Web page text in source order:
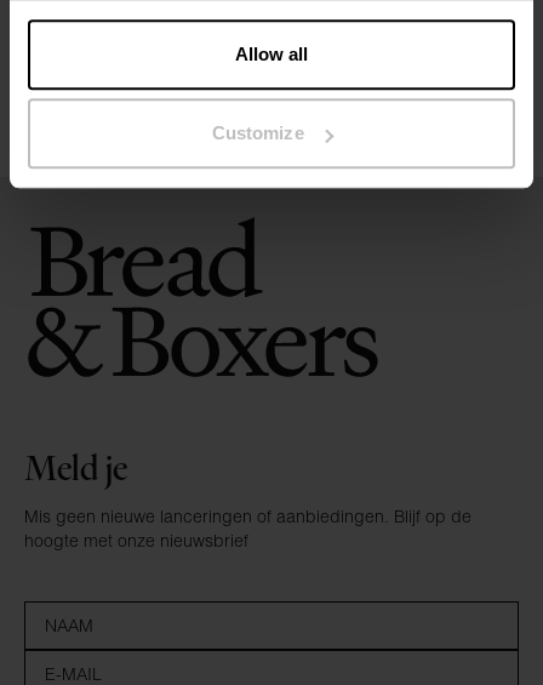
Allow all
Customize
Beoordelingen
Meld je
Mis geen nieuwe lanceringen of aanbiedingen. Blijf op de
hoogte met onze nieuwsbrief